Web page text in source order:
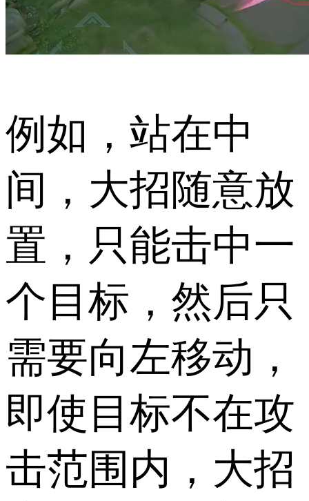
例如，站在中
间，大招随意放
置，只能击中一
个目标，然后只
需要向左移动，
即使目标不在攻
击范围内，大招